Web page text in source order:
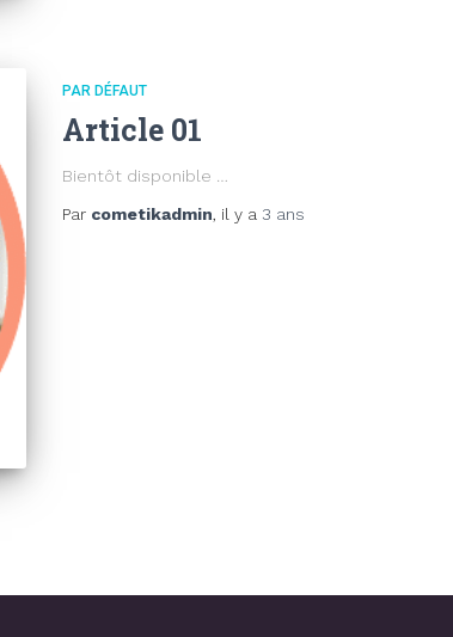
PAR DÉFAUT
Article 01
Bientôt disponible …
Par cometikadmin, il y a 3 ans